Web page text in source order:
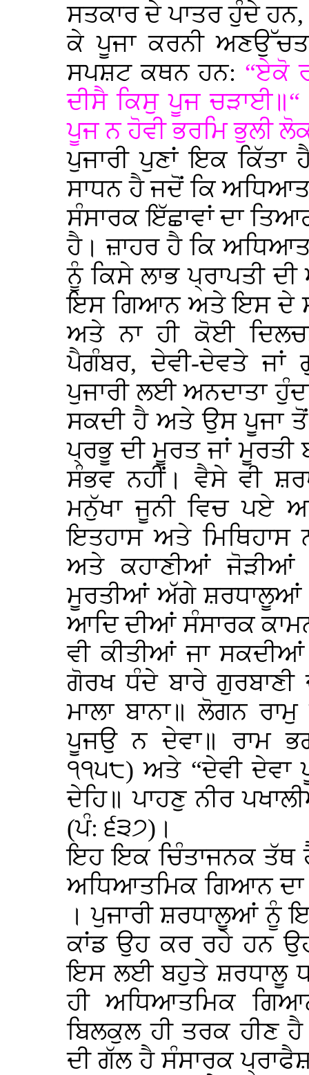
ਸਤਕਾਰ ਦੇ ਪਾਤਰ ਹੁੰਦੇ
ਕੇ ਪੂਜਾ ਕਰਨੀ
ਸਪਸ਼ਟ ਕਥਨ ਹਨ: “ਏਕੋ
ਦੀਸੈ ਕਿਸੁ ਪੂਜ
ਪੂਜ ਨ ਹੋਵੀ ਭਰਮਿ ਭੁਲੀ
ਪੁਜਾਰੀ ਪੁਣਾਂ ਇਕ ਕਿੱਤਾ
ਸਾਧਨ ਹੈ ਜਦੋਂ ਕਿ
ਸੰਸਾਰਕ ਇੱਛਾਵਾਂ ਦਾ
ਹੈ। ਜ਼ਾਹਰ ਹੈ ਕਿ
ਨੂੰ ਕਿਸੇ ਲਾਭ ਪ੍ਰਾਪਤੀ
ਇਸ ਗਿਆਨ ਅਤੇ ਇਸ ਦੇ
ਅਤੇ ਨਾ ਹੀ ਕੋਈ
ਪੈਗੰਬਰ, ਦੇਵੀ-ਦੇਵਤੇ ਜਾਂ
ਪੁਜਾਰੀ ਲਈ ਅਨਦਾਤਾ
ਸਕਦੀ ਹੈ ਅਤੇ ਉਸ ਪੂਜਾ ਤੋਂ
ਪ੍ਰਭੂ ਦੀ ਮੂਰਤ ਜਾਂ ਮੂਰਤੀ
ਸੰਭਵ ਨਹੀਂ। ਵੈਸੇ ਵੀ
ਮਨੁੱਖਾ ਜੂਨੀ ਵਿਚ ਪਏ
ਇਤਹਾਸ ਅਤੇ ਮਿਥਿਹਾਸ
ਅਤੇ ਕਹਾਣੀਆਂ ਜੋੜੀਆਂ
ਮੂਰਤੀਆਂ ਅੱਗੇ ਸ਼ਰਧਾਲੂਆਂ
ਆਦਿ ਦੀਆਂ ਸੰਸਾਰਕ
ਵੀ ਕੀਤੀਆਂ ਜਾ
ਗੋਰਖ ਧੰਦੇ ਬਾਰੇ
ਮਾਲਾ ਬਾਨਾ॥ ਲੋਗਨ
ਪੂਜਉ ਨ ਦੇਵਾ॥ ਰਾਮ
੧੧੫੮) ਅਤੇ “ਦੇਵੀ
ਦੇਹਿ॥ ਪਾਹਣੁ ਨੀਰ
(ਪੰ: ੬੩੭)।
ਇਹ ਇਕ ਚਿੰਤਾਜਨਕ ਤੱਥ
ਅਧਿਆਤਮਿਕ ਗਿਆਨ
। ਪੁਜਾਰੀ ਸ਼ਰਧਾਲੂਆਂ ਨੂੰ
ਕਾਂਡ ਉਹ ਕਰ ਰਹੇ ਹਨ
ਇਸ ਲਈ ਬਹੁਤੇ ਸ਼ਰਧਾਲੂ
ਹੀ ਅਧਿਆਤਮਿਕ
ਬਿਲਕੁਲ ਹੀ ਤਰਕ ਹੀਣ
ਦੀ ਗੱਲ ਹੈ ਸੰਸਾਰਕ